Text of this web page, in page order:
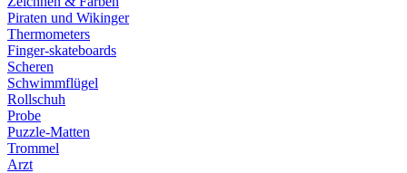
Piraten und Wikinger
Thermometers
Finger-skateboards
Scheren
Schwimmflügel
Rollschuh
Probe
Puzzle-Matten
Trommel
Arzt